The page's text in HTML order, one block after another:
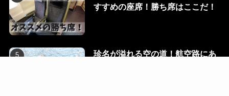
すすめの座席！勝ち席はここだ！
珍名が溢れる空の道！航空路にあ